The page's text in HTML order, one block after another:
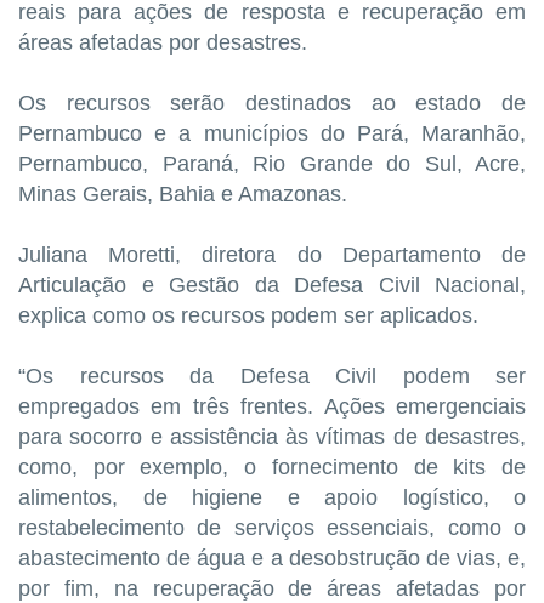
reais para ações de resposta e recuperação em
áreas afetadas por desastres.
Os recursos serão destinados ao estado de
Pernambuco e a municípios do Pará, Maranhão,
Pernambuco, Paraná, Rio Grande do Sul, Acre,
Minas Gerais, Bahia e Amazonas.
Juliana Moretti, diretora do Departamento de
Articulação e Gestão da Defesa Civil Nacional,
explica como os recursos podem ser aplicados.
“Os recursos da Defesa Civil podem ser
empregados em três frentes. Ações emergenciais
para socorro e assistência às vítimas de desastres,
como, por exemplo, o fornecimento de kits de
alimentos, de higiene e apoio logístico, o
restabelecimento de serviços essenciais, como o
abastecimento de água e a desobstrução de vias, e,
por fim, na recuperação de áreas afetadas por